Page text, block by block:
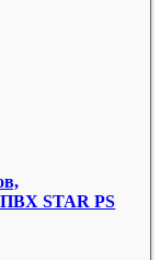
ПВХ STAR PS